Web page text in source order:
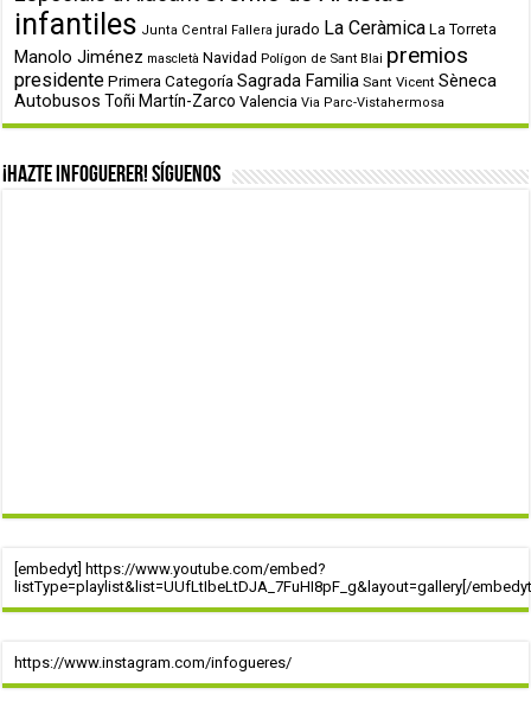
infantiles Junta Central Fallera jurado La Ceràmica La Torreta
Manolo Jiménez mascletà Navidad Polígon de Sant Blai premios
presidente Primera Categoría Sagrada Familia Sant Vicent Sèneca
Autobusos Toñi Martín-Zarco Valencia Via Parc-Vistahermosa
¡Hazte infoguerer! Síguenos
[embedyt] https://www.youtube.com/embed?
listType=playlist&list=UUfLtIbeLtDJA_7FuHI8pF_g&layout=gallery[/
https://www.instagram.com/infogueres/